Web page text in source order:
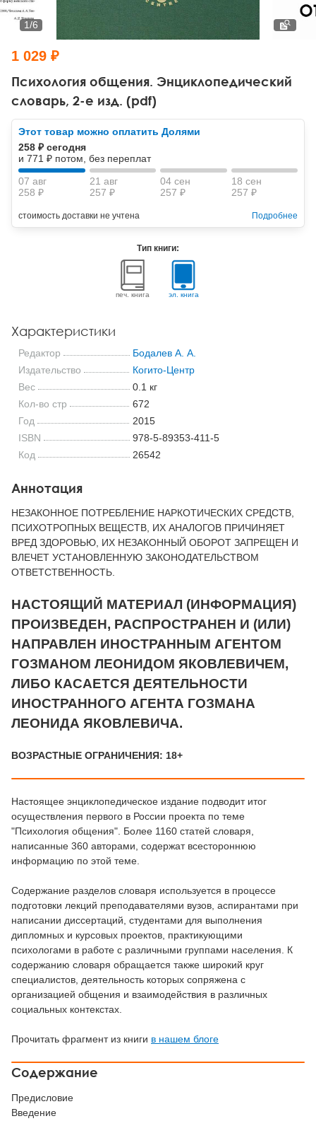
Тревожные расстройства, панические атаки
Психодрама
Другие направления психотерапии
Классический, эриксоновский гипноз и НЛП
НЛП
Психология труда и эргономика
Социальная психология
Социальная и организационная психология
Классический и юнгианский психоанализ
Психология общения. Энциклопедический
словарь, 2-е изд. (pdf)
1/6
1 029 ₽
Этот товар можно оплатить Долями
258 ₽ сегодня
и 771 ₽ потом, без переплат
07 авг
258 ₽
21 авг
257 ₽
04 сен
257 ₽
18 сен
257 ₽
стоимость доставки не учтена Подробнее
Тип книги:
печ. книга эл. книга
Характеристики
Редактор
Бодалев А. А.
Издательство
Когито-Центр
Вес
0.1 кг
Кол-во стр
672
Год
2015
ISBN
978-5-89353-411-5
Код
26542
Аннотация
НЕЗАКОННОЕ ПОТРЕБЛЕНИЕ НАРКОТИЧЕСКИХ СРЕДСТВ,
ПСИХОТРОПНЫХ ВЕЩЕСТВ, ИХ АНАЛОГОВ ПРИЧИНЯЕТ
ВРЕД ЗДОРОВЬЮ, ИХ НЕЗАКОННЫЙ ОБОРОТ ЗАПРЕЩЕН И
ВЛЕЧЕТ УСТАНОВЛЕННУЮ ЗАКОНОДАТЕЛЬСТВОМ
ОТВЕТСТВЕННОСТЬ.
НАСТОЯЩИЙ МАТЕРИАЛ (ИНФОРМАЦИЯ)
ПРОИЗВЕДЕН, РАСПРОСТРАНЕН И (ИЛИ)
НАПРАВЛЕН ИНОСТРАННЫМ АГЕНТОМ
ГОЗМАНОМ ЛЕОНИДОМ ЯКОВЛЕВИЧЕМ,
ЛИБО КАСАЕТСЯ ДЕЯТЕЛЬНОСТИ
ИНОСТРАННОГО АГЕНТА ГОЗМАНА
ЛЕОНИДА ЯКОВЛЕВИЧА.
ВОЗРАСТНЫЕ ОГРАНИЧЕНИЯ: 18+
Настоящее энциклопедическое издание подводит итог
осуществления первого в России проекта по теме
"Психология общения". Более 1160 статей словаря,
написанные 360 авторами, содержат всестороннюю
информацию по этой теме.
Содержание разделов словаря используется в процессе
подготовки лекций преподавателями вузов, аспирантами при
написании диссертаций, студентами для выполнения
дипломных и курсовых проектов, практикующими
психологами в работе с различными группами населения. К
содержанию словаря обращается также широкий круг
специалистов, деятельность которых сопряжена с
организацией общения и взаимодействия в различных
социальных контекстах.
Прочитать фрагмент из книги в нашем блоге
Содержание
Предисловие
Введение